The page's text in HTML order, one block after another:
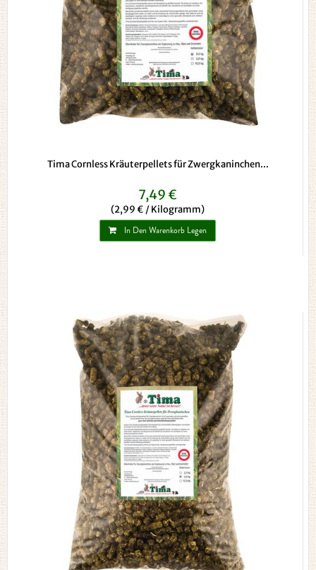
Tima Cornless Kräuterpellets für Zwergkaninchen...
7,49 €
(2,99 € / Kilogramm)
In Den Warenkorb Legen